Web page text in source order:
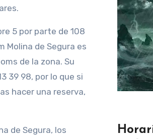
5 por parte de 108
Molina de Segura es
de la zona. Su
39 98, por lo que si
hacer una reserva,
de Segura, los